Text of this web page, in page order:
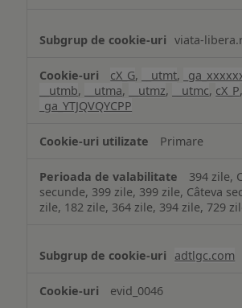
viata-
cX_G, __utmt,
__utmb, __utma, __utmz, __utmc, cX_P,
_ga_YTJQVQYCPP
Primare
394 zile,
secunde, 399 zile, 399 zile, Câteva
zile, 182 zile, 364 zile, 394 zile, 729
adtlgc.com
evid_0046